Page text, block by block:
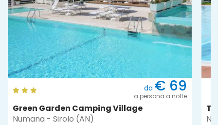
Taunus Vacanze
Numana - Sirolo (AN)
sconto10%
ad alloggio a settimana